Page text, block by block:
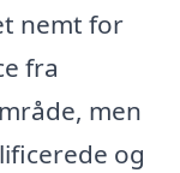
nemt for
fra
men
og